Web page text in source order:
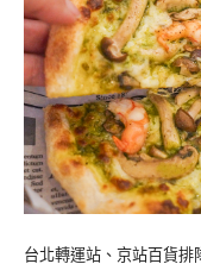
台北轉運站、京站百貨排